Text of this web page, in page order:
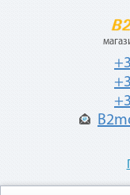
«Мгновенная